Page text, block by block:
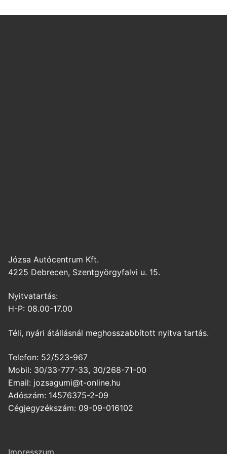
Józsa Autócentrum Kft.
4225 Debrecen, Szentgyörgyfalvi u. 15.
Nyitvatartás:
H-P: 08.00-17.00
Téli, nyári átállásnál meghosszabbított nyitva tartás.
Telefon: 52/523-967
Mobil: 30/33-777-33, 30/268-71-00
Email: jozsagumi@t-online.hu
Adószám: 14576375-2-09
Cégjegyzékszám: 09-09-016102
Impresszum